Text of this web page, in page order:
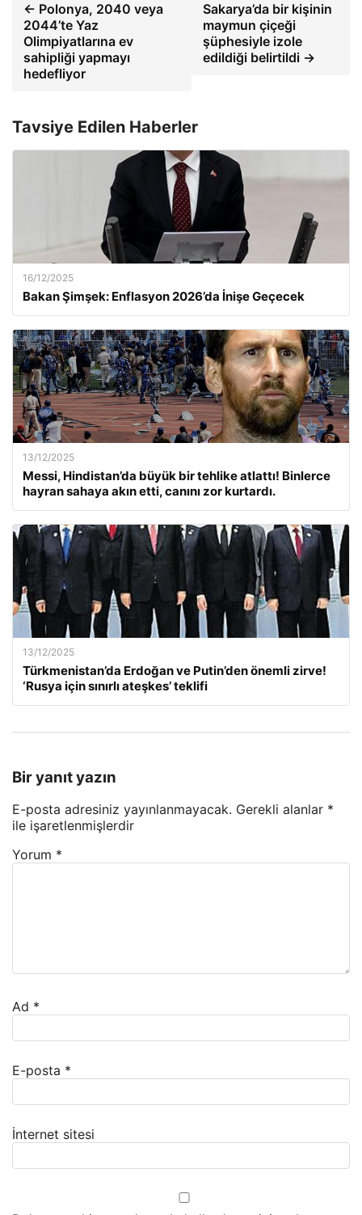
← Polonya, 2040 veya
2044’te Yaz
Olimpiyatlarına ev
sahipliği yapmayı
hedefliyor
Sakarya’da bir kişinin
maymun çiçeği
şüphesiyle izole
edildiği belirtildi →
Tavsiye Edilen Haberler
16/12/2025
Bakan Şimşek: Enflasyon 2026’da İnişe Geçecek
13/12/2025
Messi, Hindistan’da büyük bir tehlike atlattı! Binlerce
hayran sahaya akın etti, canını zor kurtardı.
13/12/2025
Türkmenistan’da Erdoğan ve Putin’den önemli zirve!
‘Rusya için sınırlı ateşkes’ teklifi
Bir yanıt yazın
E-posta adresiniz yayınlanmayacak. Gerekli alanlar *
ile işaretlenmişlerdir
Yorum *
Ad *
E-posta *
İnternet sitesi